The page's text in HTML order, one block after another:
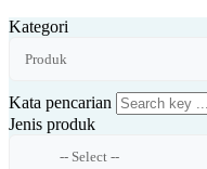
Kategori
Kata pencarian
Jenis produk